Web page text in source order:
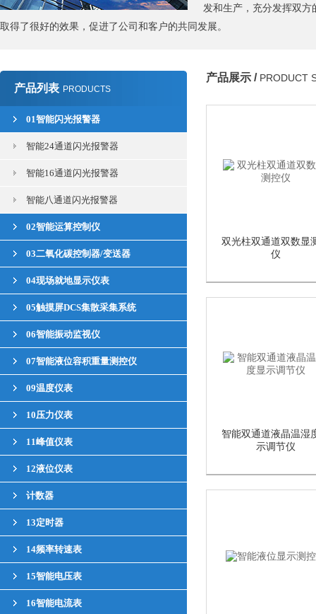
发和生产，充分发挥双
取得了很好的效果，促进了公司和客户的共同发展。
产品列表 PRODUCTS
01智能闪光报警器
智能24通道闪光报警器
智能16通道闪光报警器
智能八通道闪光报警器
02智能运算控制仪
03二氧化碳控制器/变送器
04现场就地显示仪表
05触摸屏DCS集散采集系统
06智能振动监视仪
07智能液位容积重量测控仪
09温度仪表
10压力仪表
11峰值仪表
12液位仪表
计数器
13定时器
14频率转速表
15智能电压表
16智能电流表
产品展示 / PRODUCT
双光柱双通道双数显
仪
智能双通道液晶温湿
示调节仪